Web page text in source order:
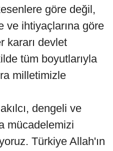
göre değil,
ve ihtiyaçlarına göre
kararı devlet
tüm boyutlarıyla
milletimizle
dengeli ve
mücadelemizi
Türkiye Allah'ın